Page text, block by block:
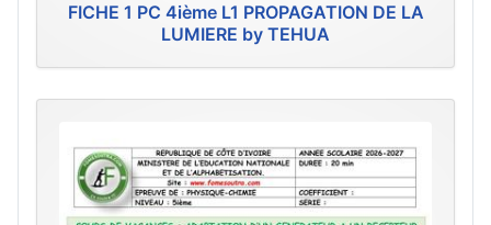
FICHE 1 PC 4ième L1 PROPAGATION DE LA
LUMIERE by TEHUA